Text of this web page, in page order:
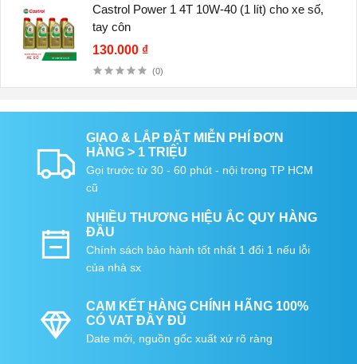
Castrol Power 1 4T 10W-40 (1 lít) cho xe số,
tay côn
130.000 ₫
(0)
GIAO & LẮP ĐẶT MIỄN PHÍ ĐƠN
HÀNG > 1 TRIỆU
Gọi trước từ 30 - 60 phút - nội trong TP HCM
cũ
NHIỀU THƯƠNG HIỆU ẮC QUY HÀNG
ĐẦU
Chính sách bảo hành tốt nhất 1 đổi 1 nếu lỗi
của nhà sx
CAM KẾT HÀNG CHÍNH HÃNG 100%
CÓ VAT ĐẦY ĐỦ
Date mới, nguồn gốc xuất xứ rõ ràng